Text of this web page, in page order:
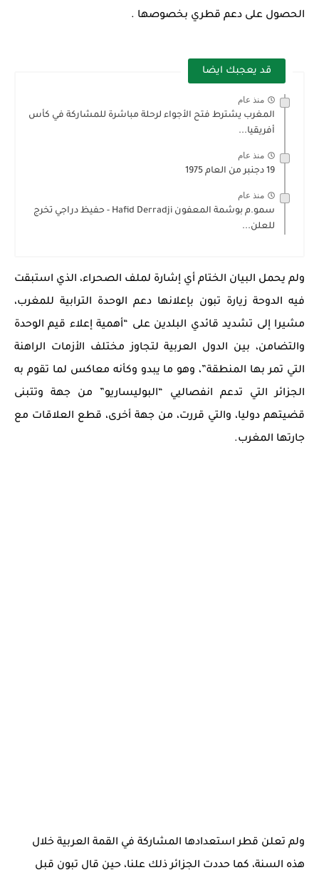
الحصول على دعم قطري بخصوصها .
قد يعجبك ايضا
منذ عام
المغرب يشترط فتح الأجواء لرحلة مباشرة للمشاركة في كأس
أفريقيا...
منذ عام
19 دجنبر من العام 1975
منذ عام
سمو.م بوشمة المعفون Hafid Derradji - حفيظ دراجي تخرج
للعلن...
ولم يحمل البيان الختام أي إشارة لملف الصحراء، الذي استبقت
فيه الدوحة زيارة تبون بإعلانها دعم الوحدة الترابية للمغرب،
مشيرا إلى تشديد قائدي البلدين على “أهمية إعلاء قيم الوحدة
والتضامن، بين الدول العربية لتجاوز مختلف الأزمات الراهنة
التي تمر بها المنطقة”، وهو ما يبدو وكأنه معاكس لما تقوم به
الجزائر التي تدعم انفصاليي “البوليساريو” من جهة وتتبنى
قضيتهم دوليا، والتي قررت، من جهة أخرى، قطع العلاقات مع
جارتها المغرب.
ولم تعلن قطر استعدادها المشاركة في القمة العربية خلال
هذه السنة، كما حددت الجزائر ذلك علنا، حين قال تبون قبل